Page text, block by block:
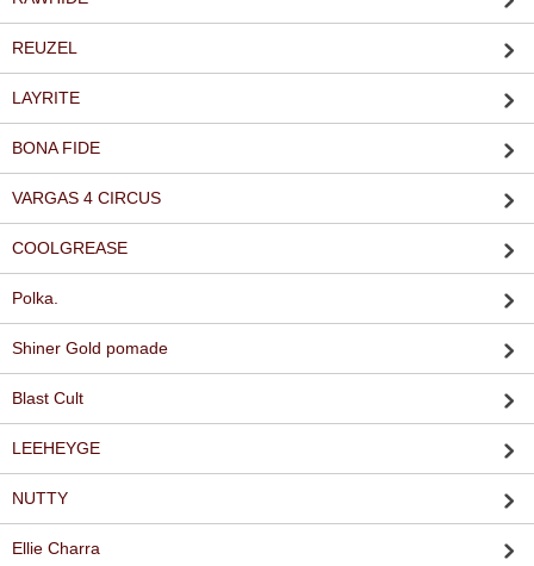
REUZEL
LAYRITE
BONA FIDE
VARGAS 4 CIRCUS
COOLGREASE
Polka.
Shiner Gold pomade
Blast Cult
LEEHEYGE
NUTTY
Ellie Charra